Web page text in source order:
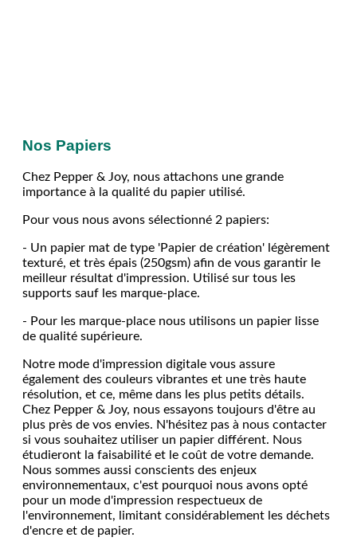
Nos Papiers
Chez Pepper & Joy, nous attachons une grande
importance à la qualité du papier utilisé.
Pour vous nous avons sélectionné 2 papiers:
- Un papier mat de type 'Papier de création' légèrement
texturé, et très épais (250gsm) afin de vous garantir le
meilleur résultat d'impression. Utilisé sur tous les
supports sauf les marque-place.
- Pour les marque-place nous utilisons un papier lisse
de qualité supérieure.
Notre mode d'impression digitale vous assure
également des couleurs vibrantes et une très haute
résolution, et ce, même dans les plus petits détails.
Chez Pepper & Joy, nous essayons toujours d'être au
plus près de vos envies. N'hésitez pas à nous contacter
si vous souhaitez utiliser un papier différent. Nous
étudieront la faisabilité et le coût de votre demande.
Nous sommes aussi conscients des enjeux
environnementaux, c'est pourquoi nous avons opté
pour un mode d'impression respectueux de
l'environnement, limitant considérablement les déchets
d'encre et de papier.